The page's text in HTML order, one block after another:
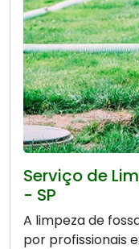
Serviço de
- SP
A limpeza de
por profissionais